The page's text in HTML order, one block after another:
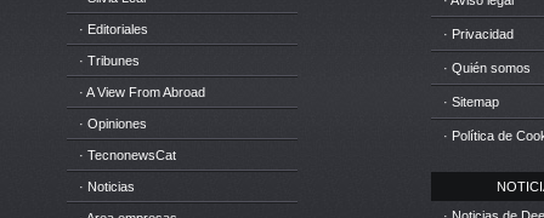
· Editoriales
· Tribunes
· A View From Abroad
· Opiniones
· TecnonewsCat
· Noticias
· Privacidad
· Quién somos
· Sitemap
· Política de